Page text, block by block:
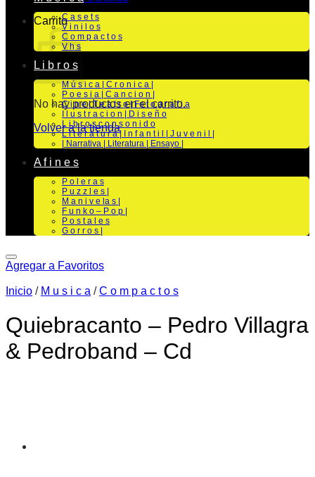
Carrito
No hay productos en el carrito.
Volver a la tienda
C a s e t s
V i n i l o s
C o m p a c t o s
V h s
L i b r o s
M ú s i c a | C r o n i c a |
P o e s i a | C a n c i o n |
C i n e | T e a t r o | Fo t o g r a f i a
I l u s t r a c i o n | D i s e ñ o
L i b r o s c o n s o n i d o
L i t e r a t u r a | I n f a n t i l | J u v e n i l |
| Narrativa | Literatura | Ensayo |
A f i n e s
P o l e r a s
P u z z l e s |
M a n i v e la s |
F u n k o – P o p |
P o s t a l e s
G o r r o s |
Agregar a Favoritos
Inicio / M u s i c a / C o m p a c t o s
Quiebracanto – Pedro Villagra
& Pedroband – Cd